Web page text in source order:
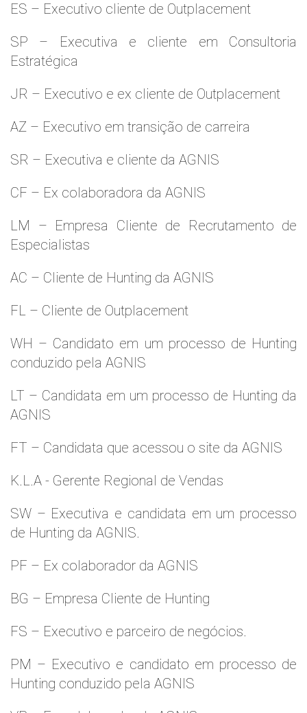
ES – Executivo cliente de Outplacement
SP – Executiva e cliente em Consultoria
Estratégica
JR – Executivo e ex cliente de Outplacement
AZ – Executivo em transição de carreira
SR – Executiva e cliente da AGNIS
CF – Ex colaboradora da AGNIS
LM – Empresa Cliente de Recrutamento de
Especialistas
AC – Cliente de Hunting da AGNIS
FL – Cliente de Outplacement
WH – Candidato em um processo de Hunting
conduzido pela AGNIS
LT – Candidata em um processo de Hunting da
AGNIS
FT – Candidata que acessou o site da AGNIS
K.L.A - Gerente Regional de Vendas
SW – Executiva e candidata em um processo
de Hunting da AGNIS.
PF – Ex colaborador da AGNIS
BG – Empresa Cliente de Hunting
FS – Executivo e parceiro de negócios.
PM – Executivo e candidato em processo de
Hunting conduzido pela AGNIS